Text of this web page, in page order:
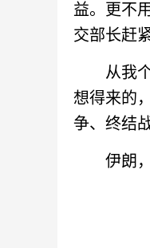
益。更不
交部长赶
从我个
想得来的
争、终结
伊朗，